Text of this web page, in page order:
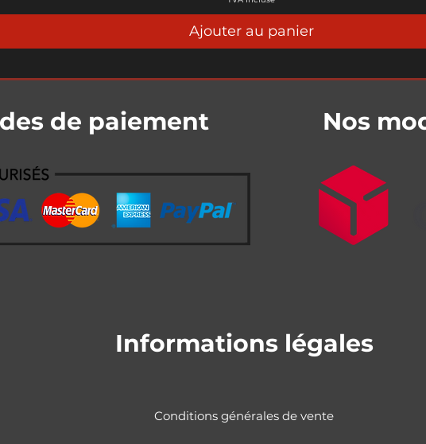
Ajouter au panier
de paiement Nos
Informations légales
Conditions générales de vente